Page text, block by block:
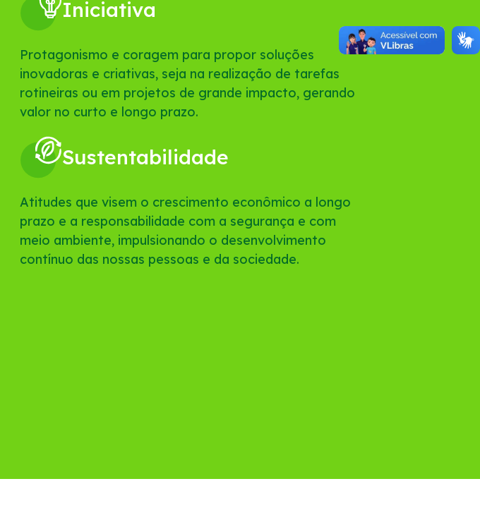
Iniciativa
Protagonismo e coragem para propor soluções
inovadoras e criativas, seja na realização de tarefas
rotineiras ou em projetos de grande impacto, gerando
valor no curto e longo prazo.
Sustentabilidade
Atitudes que visem o crescimento econômico a longo
prazo e a responsabilidade com a segurança e com
meio ambiente, impulsionando o desenvolvimento
contínuo das nossas pessoas e da sociedade.